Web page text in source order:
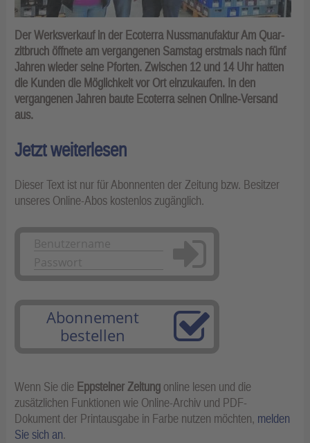
Der Werksverkauf in der Ecoterra Nussmanufaktur Am Quar­
zitbruch öffnete am vergangenen Samstag erstmals nach fünf
Jahren wieder seine Pforten. Zwischen 12 und 14 Uhr hatten
die Kunden die Möglichkeit vor Ort einzukaufen. In den
vergangenen Jahren baute Ecoterra seinen Online-Versand
aus.
Jetzt weiterlesen
Dieser Text ist nur für Abonnenten der Zeitung bzw. Besitzer
unseres Online-Abos kostenlos zugänglich.
Anmelden
Abonnement
bestellen
Wenn Sie die Eppsteiner Zeitung online lesen und die
zusätzlichen Funktionen wie Online-Archiv und PDF-
Dokument der Printausgabe in Farbe nutzen möchten, melden
Sie sich an.